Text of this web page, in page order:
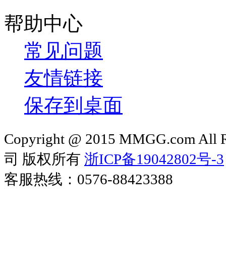
帮助中心
常见问题
友情链接
保存到桌面
Copyright @ 2015 MMGG.com All
司 版权所有 浙ICP备19042802号-3
客服热线：0576-88423388